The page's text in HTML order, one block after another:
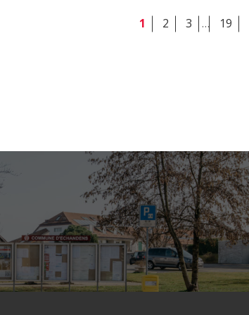
1 2 3 … 19